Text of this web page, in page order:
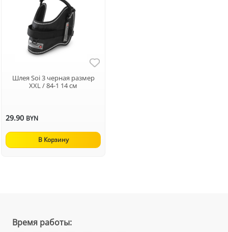
Шлея Soi 3 черная размер
XXL / 84-1 14 см
29.90 BYN
В Корзину
Время работы: